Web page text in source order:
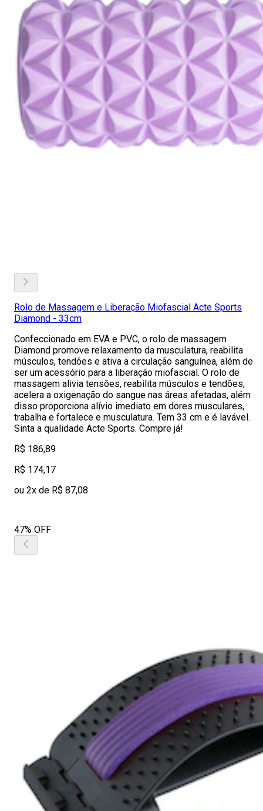
Rolo de Massagem e Liberação Miofascial Acte Sports
Diamond - 33cm
Confeccionado em EVA e PVC, o rolo de massagem
Diamond promove relaxamento da musculatura, reabilita
músculos, tendões e ativa a circulação sanguínea, além de
ser um acessório para a liberação miofascial. O rolo de
massagem alivia tensões, reabilita músculos e tendões,
acelera a oxigenação do sangue nas áreas afetadas, além
disso proporciona alívio imediato em dores musculares,
trabalha e fortalece e musculatura. Tem 33 cm e é lavável.
Sinta a qualidade Acte Sports. Compre já!
R$ 186,89
R$ 174,17
ou 2x de R$ 87,08
47% OFF